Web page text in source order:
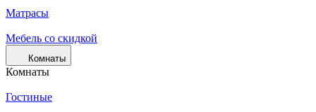
Матрасы
Мебель со скидкой
Комнаты
Комнаты
Гостиные